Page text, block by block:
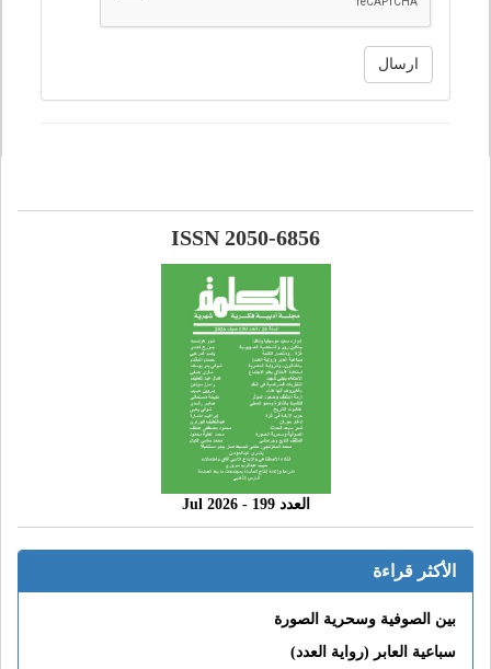
ارسال
ISSN 2050-6856
العدد 199 - 2026 Jul
الأكثر قراءة
بين الصوفية وسحرية الصورة
سباعية العابر (رواية العدد)